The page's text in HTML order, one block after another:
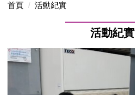
首頁 活動紀實
活動紀實